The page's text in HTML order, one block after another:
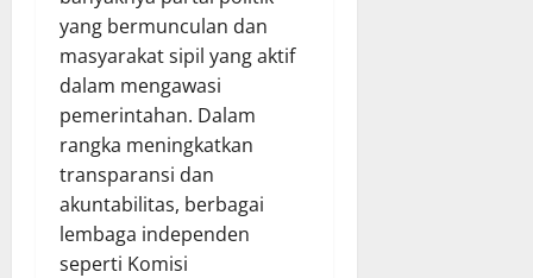
yang bermunculan dan
masyarakat sipil yang aktif
dalam mengawasi
pemerintahan. Dalam
rangka meningkatkan
transparansi dan
akuntabilitas, berbagai
lembaga independen
seperti Komisi